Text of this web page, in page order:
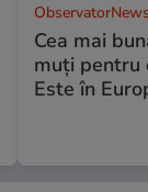
Cea mai
muţi pentru
Este în